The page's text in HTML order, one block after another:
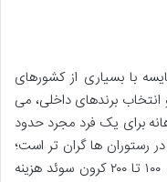
با بسیاری از کشورهای
انتخاب برندهای داخلی، می
برای یک فرد مجرد حدود
در رستوران ها گران تر است؛
یک وعده غذایی در رستوران معمولی حدود ۱۰۰ تا ۲۰۰ کرون سوئد هزینه